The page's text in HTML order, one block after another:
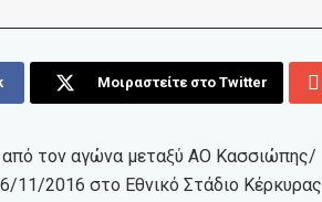
Μοιραστείτε στο Twitter
από τον αγώνα μεταξύ ΑΟ Κασσιώπης/
11/2016 στο Εθνικό Στάδιο Κέρκυρας